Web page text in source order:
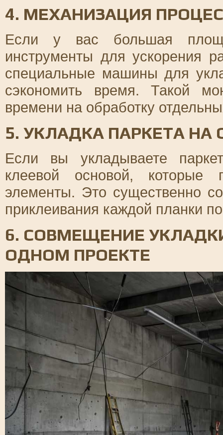
4. МЕХАНИЗАЦИЯ
Если у вас большая
инструменты для ускорения
специальные машины для
сэкономить время. Такой
времени на обработку
5. УКЛАДКА ПАРКЕТА
Если вы укладываете
клеевой основой, которые
элементы. Это существенно
приклеивания каждой планки
6. СОВМЕЩЕНИЕ
ОДНОМ ПРОЕКТЕ